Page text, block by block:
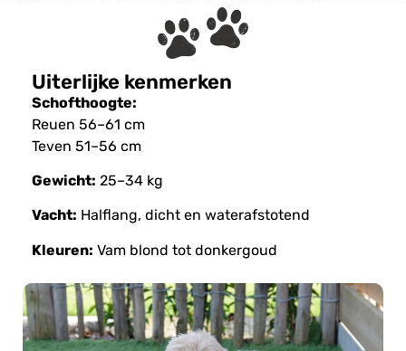
Uiterlijke kenmerken
Schofthoogte:
Reuen 56–61 cm
Teven 51–56 cm
Gewicht: 25–34 kg
Vacht: Halflang, dicht en waterafstotend
Kleuren: Vam blond tot donkergoud